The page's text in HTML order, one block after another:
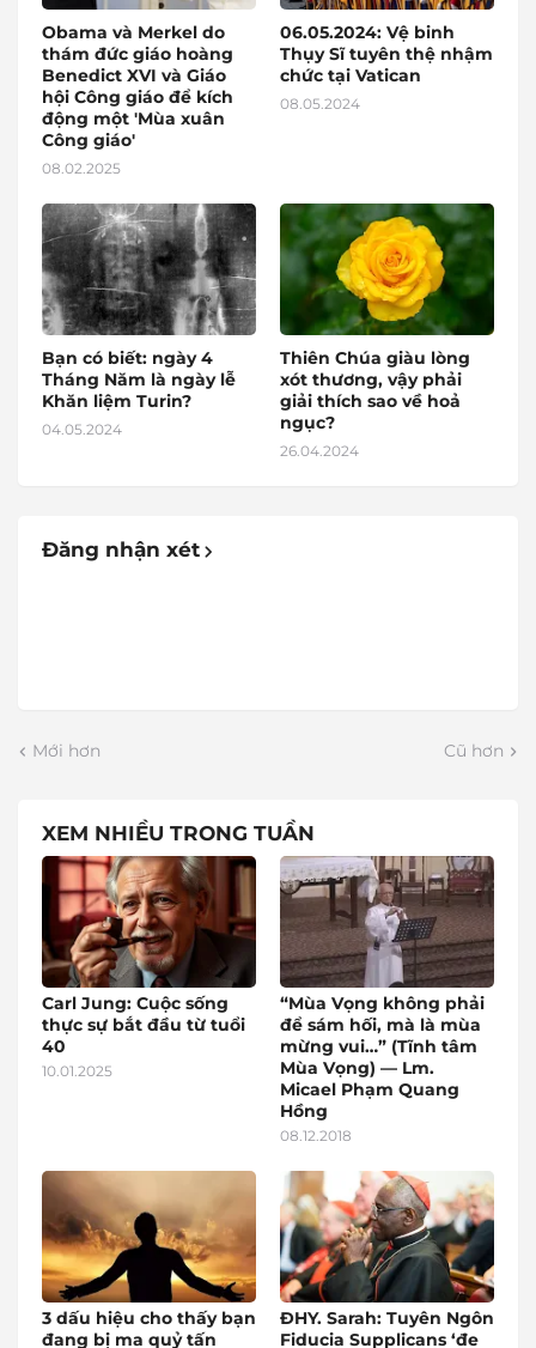
Obama và Merkel do
thám đức giáo hoàng
Benedict XVI và Giáo
hội Công giáo để kích
động một 'Mùa xuân
Công giáo'
08.02.2025
06.05.2024: Vệ binh
Thụy Sĩ tuyên thệ nhậm
chức tại Vatican
08.05.2024
Bạn có biết: ngày 4
Tháng Năm là ngày lễ
Khăn liệm Turin?
04.05.2024
Thiên Chúa giàu lòng
xót thương, vậy phải
giải thích sao về hoả
ngục?
26.04.2024
Đăng nhận xét
Mới hơn Cũ hơn
XEM NHIỀU TRONG TUẦN
Carl Jung: Cuộc sống
thực sự bắt đầu từ tuổi
40
10.01.2025
“Mùa Vọng không phải
để sám hối, mà là mùa
mừng vui…” (Tĩnh tâm
Mùa Vọng) — Lm.
Micael Phạm Quang
Hồng
08.12.2018
3 dấu hiệu cho thấy bạn
đang bị ma quỷ tấn
ĐHY. Sarah: Tuyên Ngôn
Fiducia Supplicans ‘đe